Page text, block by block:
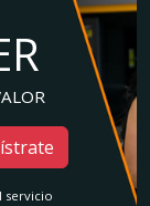
servicio